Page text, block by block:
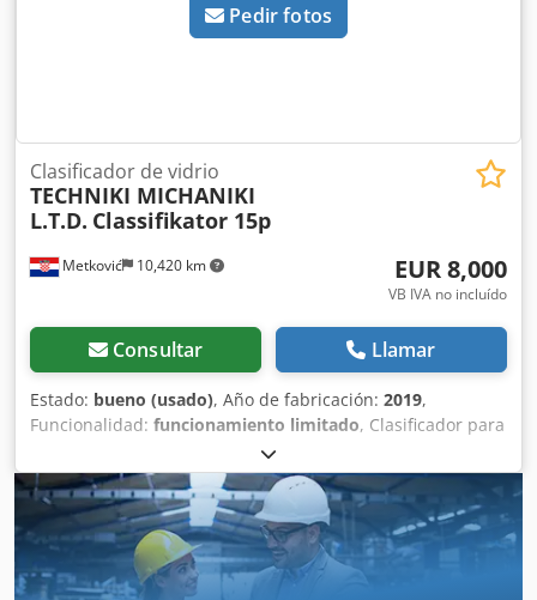
Pedir fotos
Metković 10,420 km
Clasificador de vidrio
TECHNIKI MICHANIKI
L.T.D. Classifikator 15p
EUR 8,000
VB IVA no incluído
Consultar Llamar
Estado: bueno (usado), Año de fabricación: 2019,
Funcionalidad: funcionamiento limitado, Clasificador para
la manipulación y clasificación de vidrio. Codpfx
Ahozgvgwo Usrf